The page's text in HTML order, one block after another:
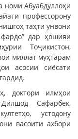
номи Абуабдуллоҳи
профессорону
таҳти унвони
дар ҳошияи
Тоҷикистон,
миллат муҳтарам
асосии сиёсати
доктори илмҳои
Сафарбек,
устодону
васоити ахбори